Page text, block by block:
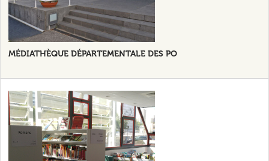
MÉDIATHÈQUE DÉPARTEMENTALE DES PO